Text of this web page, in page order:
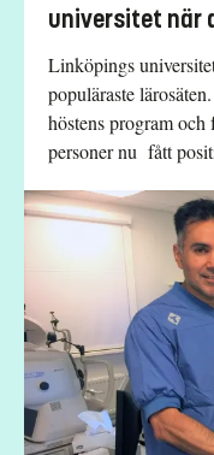
universitet när
Linköpings
populäraste
höstens program
personer nu fått